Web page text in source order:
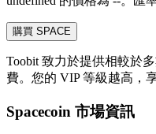
購買 SPACE
Toobit 致力於提供相較於
費。您的 VIP 等級越高，
Spacecoin 市場資訊